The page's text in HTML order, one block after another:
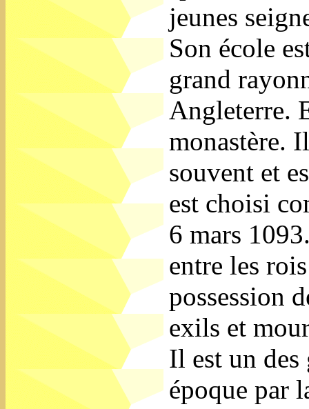
jeunes
Son école
grand
Angleterre.
monastère.
souvent et
est choisi
6 mars
entre les
possession
exils et
Il est un des
époque par